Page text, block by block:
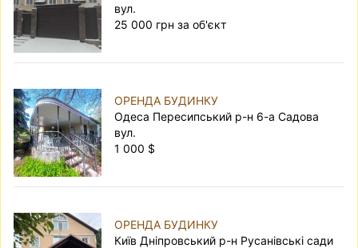
вул.
25 000 грн за об'єкт
ОРЕНДА БУДИНКУ
Одеса Пересипський р-н 6-а Садова
вул.
1 000 $
ОРЕНДА БУДИНКУ
Київ Дніпровський р-н Русанівські сади